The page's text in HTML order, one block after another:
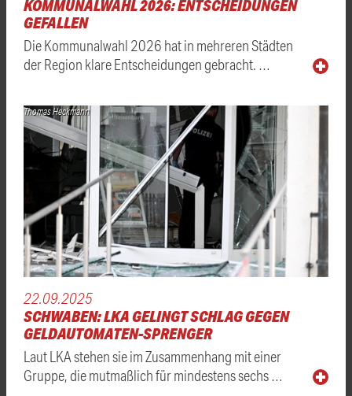
KOMMUNALWAHL 2026: ENTSCHEIDUNGEN
GEFALLEN
Die Kommunalwahl 2026 hat in mehreren Städten
der Region klare Entscheidungen gebracht. …
Thomas Heckmann
22.09.2025
SCHWABEN: LKA GELINGT SCHLAG GEGEN
GELDAUTOMATEN-SPRENGER
Laut LKA stehen sie im Zusammenhang mit einer
Gruppe, die mutmaßlich für mindestens sechs …